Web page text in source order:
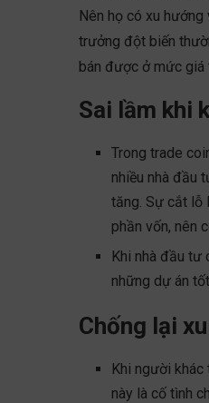
Nên họ có xu
trưởng đột biến
bán được ở mức giá
Sai lầm khi
Trong trade
nhiều nhà đầu
tăng. Sự cắt lỗ
phần vốn, nên
Khi nhà đầu tư
những dự án
Chống lại
Khi người
này là cố tình